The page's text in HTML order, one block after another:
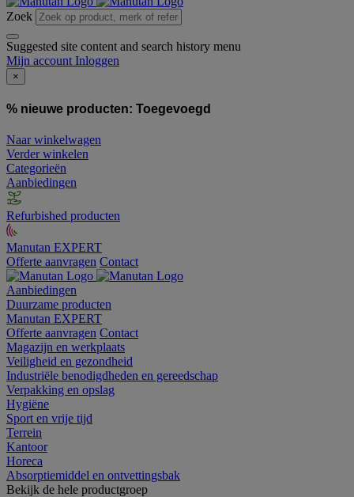
Zoek
Suggested site content and search history menu
Mijn account Inloggen
×
% nieuwe producten: Toegevoegd
Naar winkelwagen
Verder winkelen
Categorieën
Aanbiedingen
Refurbished producten
Manutan EXPERT
Offerte aanvragen Contact
Aanbiedingen
Duurzame producten
Manutan EXPERT
Offerte aanvragen Contact
Magazijn en werkplaats
Veiligheid en gezondheid
Industriële benodigdheden en gereedschap
Verpakking en opslag
Hygiëne
Sport en vrije tijd
Terrein
Kantoor
Horeca
Absorptiemiddel en ontvettingsbak
Bekijk de hele productgroep